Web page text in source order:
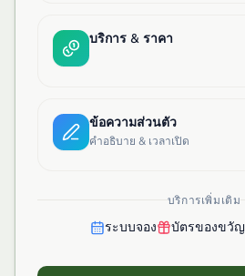
บริการ & ราคา
ข้อความส่วนตัว
คำอธิบาย & เวลาเปิด
บริการเพิ่มเติม
ระบบจอง บัตรของขวัญ